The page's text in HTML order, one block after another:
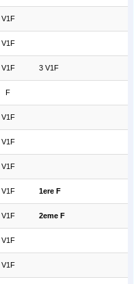
V1F
V1F
V1F 3 V1F
F
V1F
V1F
V1F
V1F 1ere F
V1F 2eme F
V1F
V1F